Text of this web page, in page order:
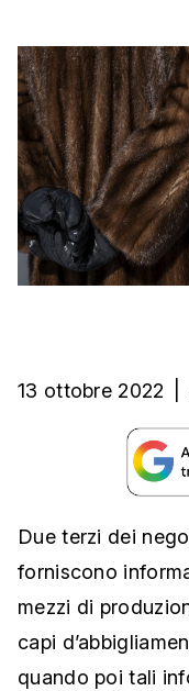
13 ottobre 2022
Due terzi dei
forniscono
mezzi di
capi
quando poi tali